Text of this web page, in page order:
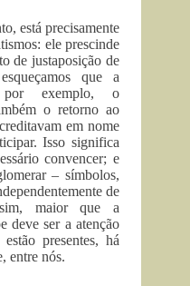
está precisamente
ele prescinde
de justaposição de
que a
por exemplo, o
o retorno ao
em nome
Isso significa
convencer; e
– símbolos,
de
maior que a
deve ser a atenção
presentes, há
entre nós.